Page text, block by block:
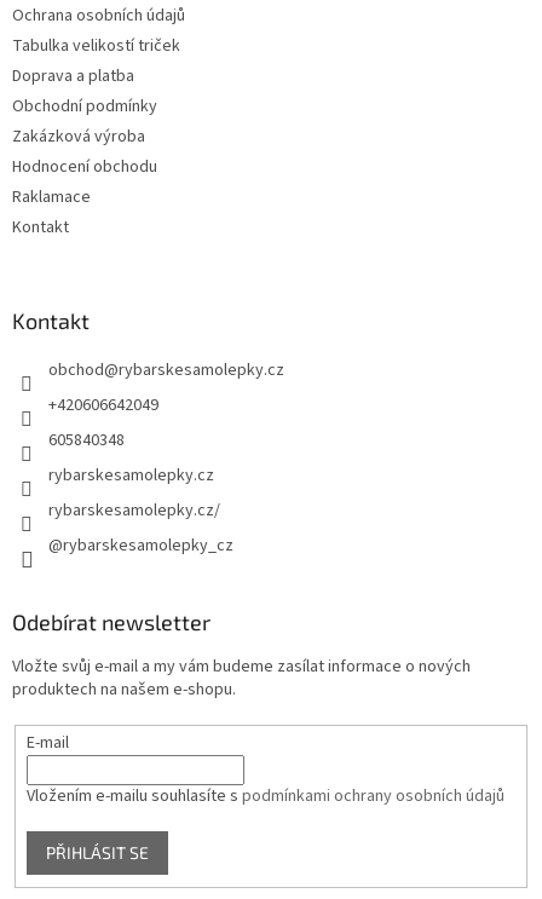
Ochrana osobních údajů
Tabulka velikostí triček
Doprava a platba
Obchodní podmínky
Zakázková výroba
Hodnocení obchodu
Raklamace
Kontakt
Kontakt
obchod@rybarskesamolepky.cz
+420606642049
605840348
rybarskesamolepky.cz
rybarskesamolepky.cz/
@rybarskesamolepky_cz
Odebírat newsletter
Vložte svůj e-mail a my vám budeme zasílat informace o nových
produktech na našem e-shopu.
E-mail
Vložením e-mailu souhlasíte s podmínkami ochrany osobních údajů
PŘIHLÁSIT SE